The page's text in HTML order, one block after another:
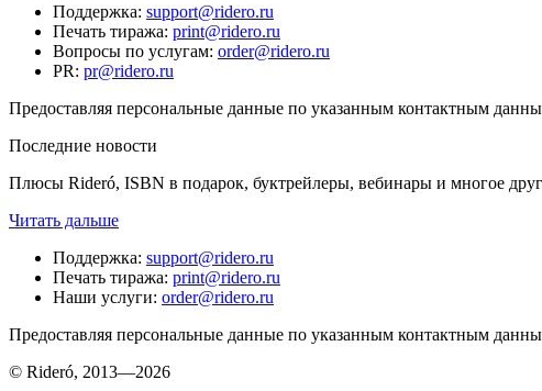
Поддержка: support@ridero.ru
Печать тиража: print@ridero.ru
Вопросы по услугам: order@ridero.ru
PR: pr@ridero.ru
Предоставляя персональные данные по указанным контактным
Последние новости
Плюсы Rideró, ISBN в подарок, буктрейлеры, вебинары и многое
Читать дальше
Поддержка: support@ridero.ru
Печать тиража: print@ridero.ru
Наши услуги: order@ridero.ru
Предоставляя персональные данные по указанным контактным
© Rideró, 2013—2026